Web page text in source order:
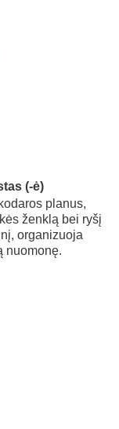
(-ė)
planus,
ženklą bei ryšį
organizuoja
nuomonę.